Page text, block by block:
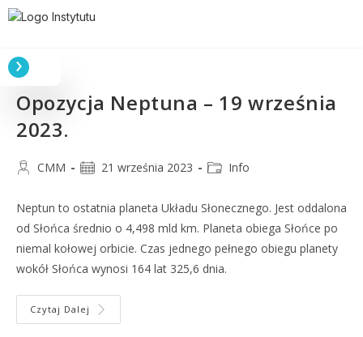
Opozycja Neptuna – 19 września
2023.
CMM 21 września 2023 Info
Neptun to ostatnia planeta Układu Słonecznego. Jest oddalona
od Słońca średnio o 4,498 mld km. Planeta obiega Słońce po
niemal kołowej orbicie. Czas jednego pełnego obiegu planety
wokół Słońca wynosi 164 lat 325,6 dnia.
Czytaj Dalej